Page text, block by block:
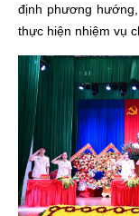
định phương
thực hiện nhiệm vụ